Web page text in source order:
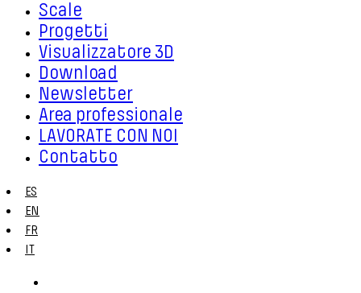
Scale
Progetti
Visualizzatore 3D
Download
Newsletter
Area professionale
LAVORATE CON NOI
Contatto
ES
EN
FR
IT